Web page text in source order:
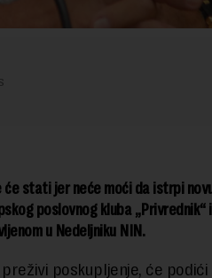
stati jer neće moći da istrpi
poslovnog kluba
u Nedeljniku NIN.
preživi poskupljenje, će